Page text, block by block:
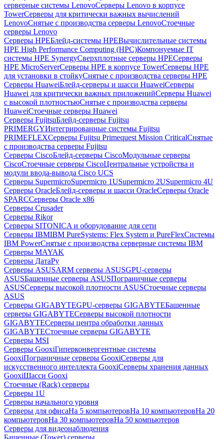
серверные системы LenovoСерверы Lenovo в корпусе
TowerСерверы для критически важных вычислений
LenovoСнятые с производства серверы LenovoСтоечные
серверы Lenovo
Серверы HPEБлейд-системы HPEВычислительные системы
HPE High Performance Computing (HPC)Компонуемые IT
системы HPE SynergyСверхплотные серверы HPEСерверы
HPE MicroServerСерверы HPE в корпусе TowerСерверы HPE
для установки в стойкуСнятые с производства серверы HPE
Серверы HuaweiБлейд-серверы и шасси HuaweiСерверы
Huawei для критически важных приложенийСерверы Huawei
с высокой плотностьюСнятые с производства серверы
HuaweiСтоечные серверы Huawei
Серверы FujitsuБлейд-серверы Fujitsu
PRIMERGYИнтегрированные системы Fujitsu
PRIMEFLEXСерверы Fujitsu Primequest Mission CriticalСнятые
с производства серверы Fujitsu
Серверы CiscoБлейд-серверы CiscoМодульные серверы
CiscoСтоечные серверы CiscoЦентральные устройства и
модули ввода-вывода Cisco UCS
Серверы SupermicroSupermicro 1USupermicro 2USupermicro 4U
Серверы OracleБлейд-серверы и шасси OracleСерверы Oracle
SPARCСерверы Oracle x86
Серверы Crusader
Серверы Rikor
Серверы SITONICA и оборудование для сети
Серверы IBMIBM PureSystems: Flex System и PureFlexСистемы
IBM PowerСнятые с производства серверные системы IBM
Серверы MAYAK
Серверы ДатаРу
Серверы ASUSARM серверы ASUSGPU-серверы
ASUSБашенные серверы ASUSПограничные серверы
ASUSСерверы высокой плотности ASUSСтоечные серверы
ASUS
Серверы GIGABYTEGPU-серверы GIGABYTEБашенные
серверы GIGABYTEСерверы высокой плотности
GIGABYTEСерверы центра обработки данных
GIGABYTEСтоечные серверы GIGABYTE
Серверы MSI
Серверы GooxiГиперконвергентные системы
GooxiПограничные серверы GooxiСерверы для
искусственного интеллекта GooxiСерверы хранения данных
GooxiШасси Gooxi
Стоечные (Rack) серверы
Серверы 1U
Серверы начального уровня
Серверы для офисаНа 5 компьютеровНа 10 компьютеровНа 20
компьютеровНа 30 компьютеровНа 50 компьютеров
Серверы для видеонаблюдения
Башенные (Tower) серверы